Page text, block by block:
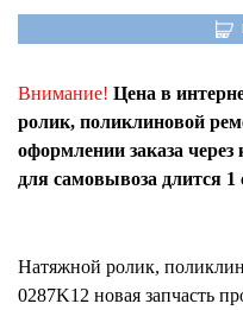
Внимание! Цена в
ролик, поликлиновой
оформлении заказа через
для самовывоза длится 1
Натяжной ролик,
0287K12 новая запчасть